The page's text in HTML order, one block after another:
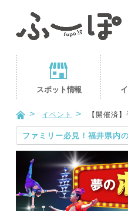
スポット情報
イベント 【開催済
ファミリー必見！福井県内